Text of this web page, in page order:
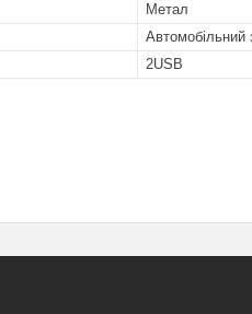
Метал
Автомобільний
2USB